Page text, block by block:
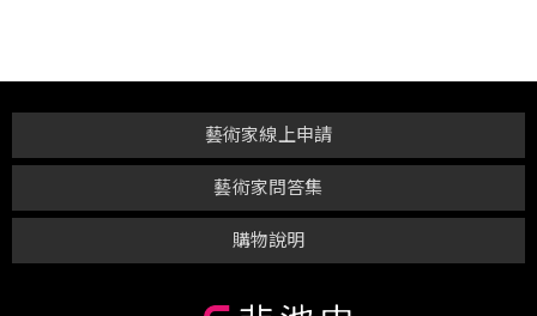
購物說明
藝術家問答集
藝術家線上申請